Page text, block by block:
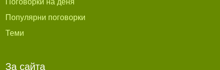
Популярни поговорки
Теми
За сайта